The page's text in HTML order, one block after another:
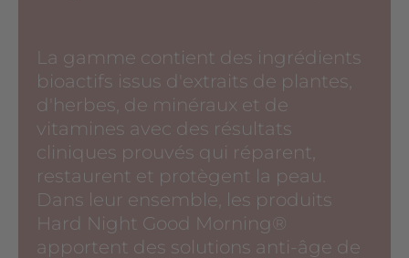
La gamme contient des ingrédients
bioactifs issus d'extraits de plantes,
d'herbes, de minéraux et de
vitamines avec des résultats
cliniques prouvés qui réparent,
restaurent et protègent la peau.
Dans leur ensemble, les produits
Hard Night Good Morning®️
apportent des solutions anti-âge de